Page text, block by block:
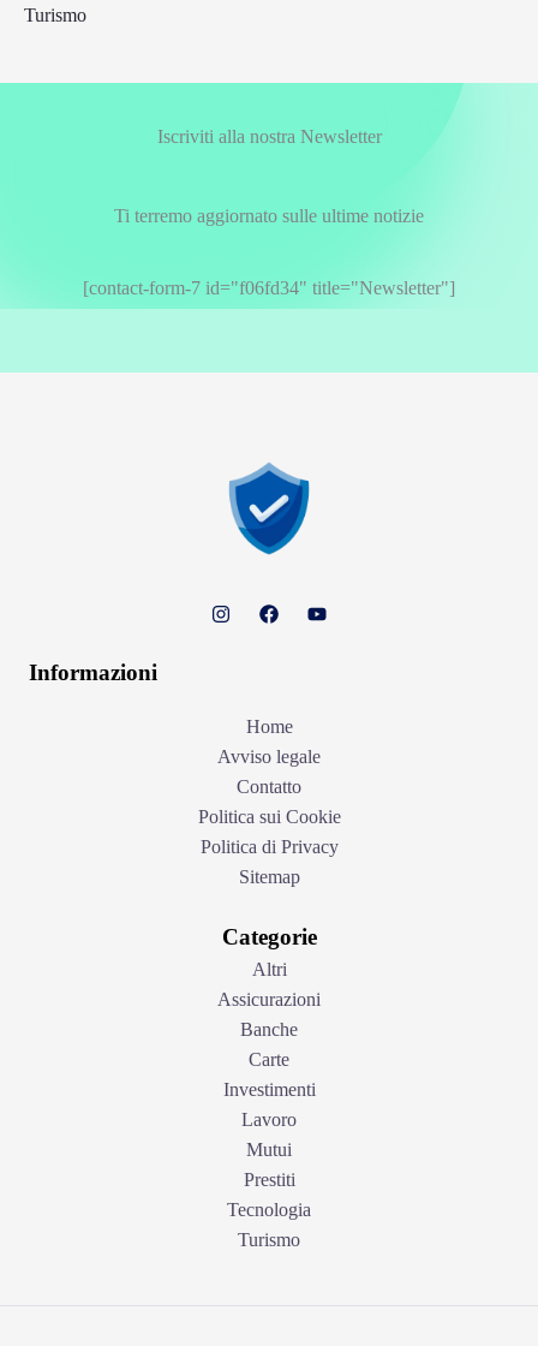
Turismo
Iscriviti alla nostra Newsletter
Ti terremo aggiornato sulle ultime notizie
[contact-form-7 id="f06fd34" title="Newsletter"]
Informazioni
Home
Avviso legale
Contatto
Politica sui Cookie
Politica di Privacy
Sitemap
Categorie
Altri
Assicurazioni
Banche
Carte
Investimenti
Lavoro
Mutui
Prestiti
Tecnologia
Turismo